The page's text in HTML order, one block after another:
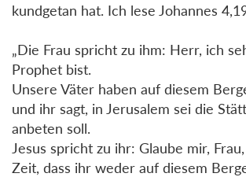
kundgetan hat. Ich lese Johannes
„Die Frau spricht zu ihm: Herr, ich
Prophet bist.
Unsere Väter haben auf diesem
und ihr sagt, in Jerusalem sei die
anbeten soll.
Jesus spricht zu ihr: Glaube mir,
Zeit, dass ihr weder auf diesem